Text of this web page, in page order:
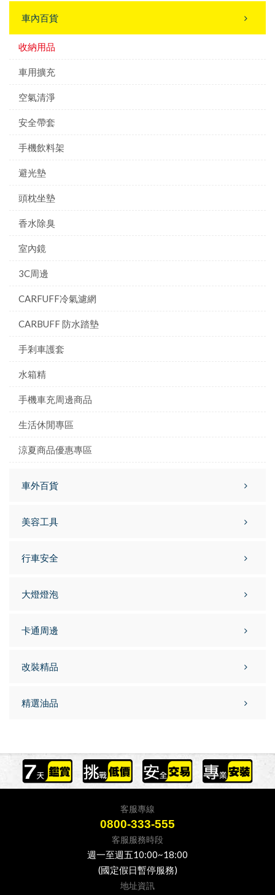
車內百貨
收納用品
車用擴充
空氣清淨
安全帶套
手機飲料架
避光墊
頭枕坐墊
香水除臭
室內鏡
3C周邊
CARFUFF冷氣濾網
CARBUFF 防水踏墊
手剎車護套
水箱精
手機車充周邊商品
生活休閒專區
涼夏商品優惠專區
車外百貨
美容工具
行車安全
大燈燈泡
卡通周邊
改裝精品
精選油品
客服專線
0800-333-555
客服服務時段
週一至週五10:00~18:00
(國定假日暫停服務)
地址資訊